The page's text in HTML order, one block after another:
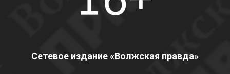
Сетевое издание «Волжская правда»